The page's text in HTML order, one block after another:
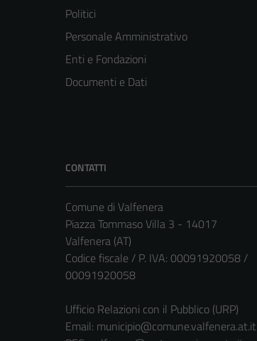
Politici
Personale Amministrativo
Enti e Fondazioni
Documenti e Dati
CONTATTI
Comune di Valfenera
Piazza Tommaso Villa 3 - 14017
Valfenera (AT)
Codice fiscale / P. IVA: 00091920058 /
00091920058
Ufficio Relazioni con il Pubblico (URP)
Email: municipio@comune.valfenera.at.it